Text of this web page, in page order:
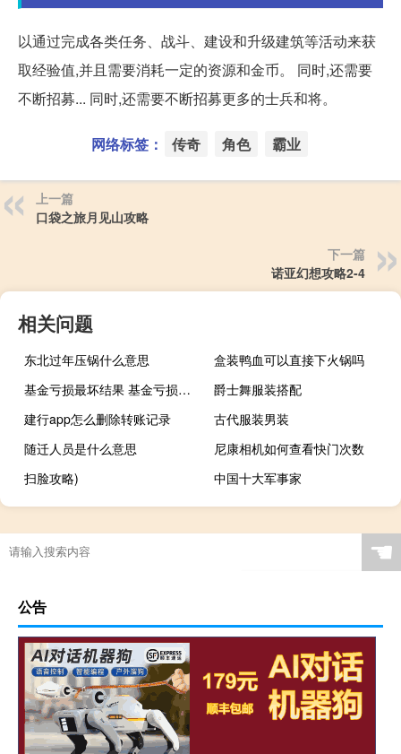
以通过完成各类任务、战斗、建设和升级建筑等活动来获
取经验值,并且需要消耗一定的资源和金币。 同时,还需要
不断招募... 同时,还需要不断招募更多的士兵和将。
网络标签： 传奇 角色 霸业
上一篇
口袋之旅月见山攻略
下一篇
诺亚幻想攻略2-4
相关问题
东北过年压锅什么意思
盒装鸭血可以直接下火锅吗
基金亏损最坏结果 基金亏损最坏结果是什么
爵士舞服装搭配
建行app怎么删除转账记录
古代服装男装
随迁人员是什么意思
尼康相机如何查看快门次数
扫脸攻略)
中国十大军事家
☚
公告